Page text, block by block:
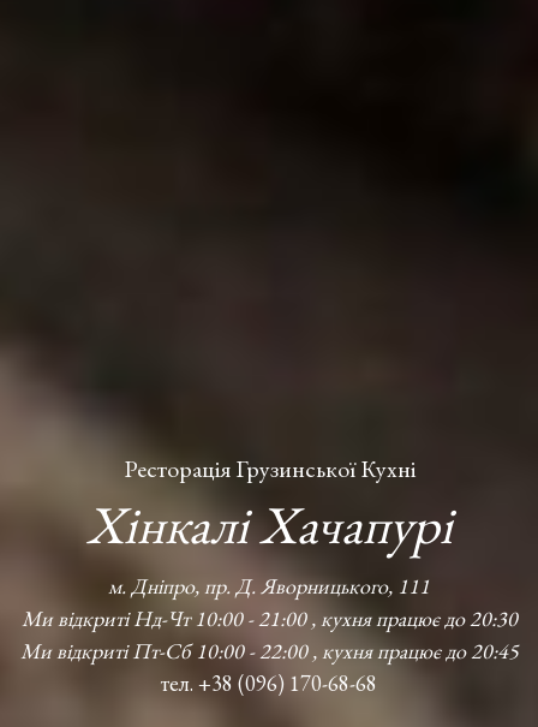
Ресторація Грузинської Кухні
Хінкалі Хачапурі
м. Дніпро, пр. Д. Яворницького, 111
Ми відкриті Нд-Чт 10:00 - 21:00 , кухня працює до 20:30
Ми відкриті Пт-Сб 10:00 - 22:00 , кухня працює до 20:45
тел. +38 (096) 170-68-68